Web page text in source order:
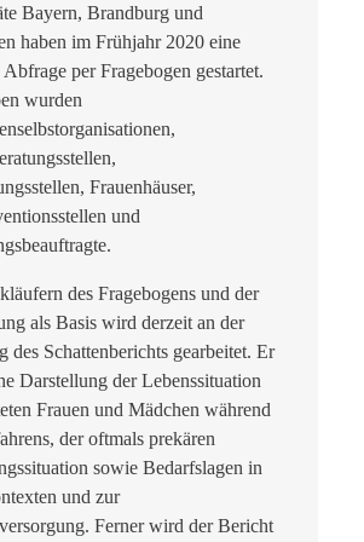
Bayern, Brandburg und
haben im Frühjahr 2020 eine
per Fragebogen gestartet.
wurden
Frauenhäuser,
und
des Fragebogens und der
als Basis wird derzeit an der
des Schattenberichts gearbeitet. Er
Darstellung der Lebenssituation
Frauen und Mädchen während
der oftmals prekären
sowie Bedarfslagen in
und zur
Ferner wird der Bericht